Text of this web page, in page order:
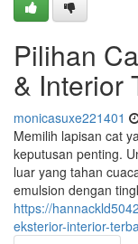
Pilihan
& Interior
monicasuxe221401
Memilih lapisan cat
keputusan penting.
luar yang tahan
emulsion dengan
https://
eksterior-interior-